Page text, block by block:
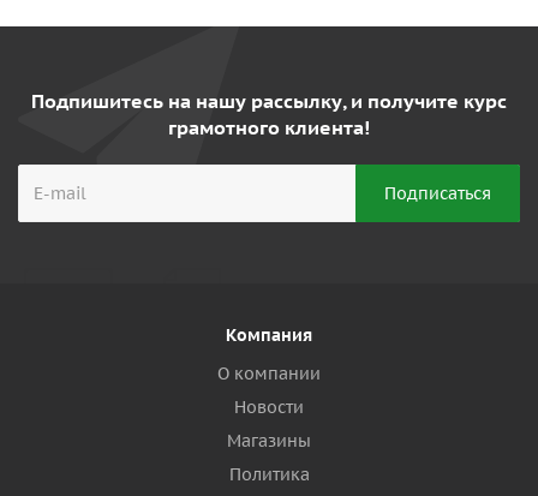
Подпишитесь на нашу рассылку, и получите курс
грамотного клиента!
Компания
О компании
Новости
Магазины
Политика